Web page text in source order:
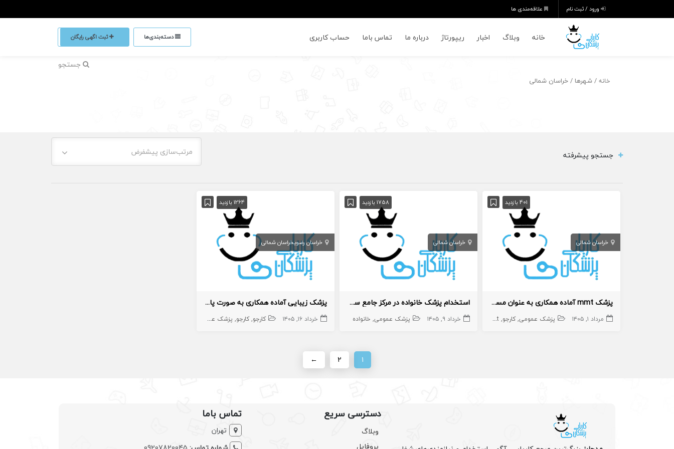
ورود / ثبت نام علاقه‌مندی ها
خانه وبلاگ اخبار ریپورتاژ درباره ما تماس باما حساب کاربری دسته‌بندی‌ها ثبت اگهی رایگان
جستجو
خانه / شهرها / خراسان شمالی
مرتب‌سازی پیشفرض جستجو پیشرفته
401 بازدید
خراسان شمالی
پزشک mmt آماده همکاری به عنوان مسئول فنی
مرداد ۱, ۱۴۰۵ پزشک عمومی کارجو mmt
1758 بازدید
خراسان شمالی
استخدام پزشک خانواده در مرکز جامع سلامت شهری
خرداد ۹, ۱۴۰۵ پزشک عمومی خانواده
1264 بازدید
خراسان رضویخراسان شمالی
پزشک زیبایی آماده همکاری به صورت پاره وقت در مشهد و حومه
خرداد ۱۶, ۱۴۰۵ کارجو کارجو پزشک عمومی
۱ ۲ ←
دسترسی سریع
وبلاگ
پروفایل
تماس باما
تهران